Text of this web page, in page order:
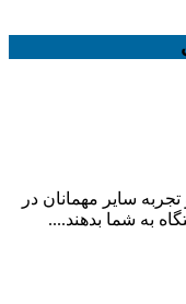
سایر مهمانان در
به شما بدهند....